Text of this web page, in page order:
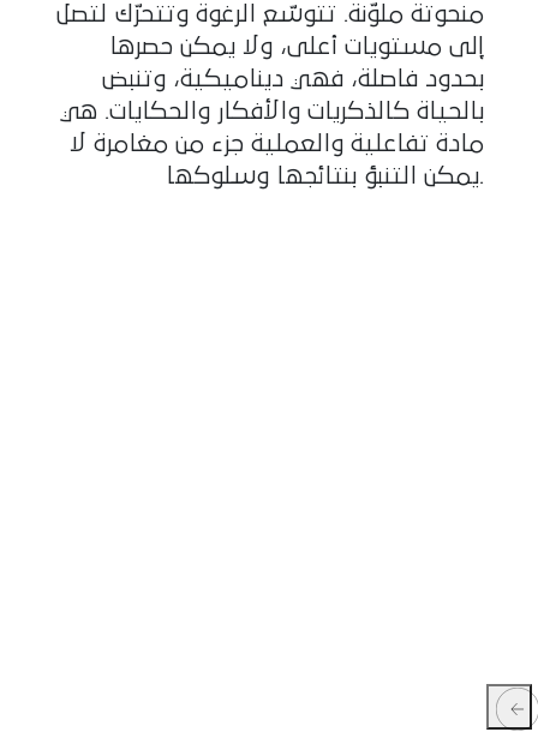
منحوتة ملوّنة. تتوسّع الرغوة وتتحرّك لتصل
إلى مستويات أعلى، ولا يمكن حصرها
بحدود فاصلة، فهي ديناميكية، وتنبض
بالحياة كالذكريات والأفكار والحكايات. هي
مادة تفاعلية والعملية جزء من مغامرة لا
يمكن التنبؤ بنتائجها وسلوكها.